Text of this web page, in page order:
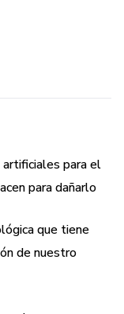
para el
para dañarlo
que tiene
de nuestro